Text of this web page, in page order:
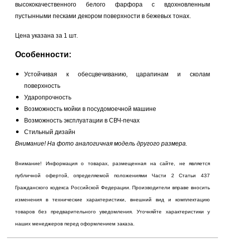
высококачественного белого фарфора с вдохновленным
пустынными песками декором поверхности в бежевых тонах.
Цена указана за 1 шт.
Особенности:
Устойчивая к обесцвечиванию, царапинам и сколам
поверхность
Ударопрочность
Возможность мойки в посудомоечной машине
Возможность эксплуатации в СВЧ-печах
Стильный дизайн​​
Внимание! На фото аналогичная модель другого размера.
Внимание! Информация о товарах, размещенная на сайте, не является
публичной офертой, определяемой положениями Части 2 Статьи 437
Гражданского кодекса Российской Федерации. Производители вправе вносить
изменения в технические характеристики, внешний вид и комплектацию
товаров без предварительного уведомления. Уточняйте характеристики у
наших менеджеров перед оформлением заказа.